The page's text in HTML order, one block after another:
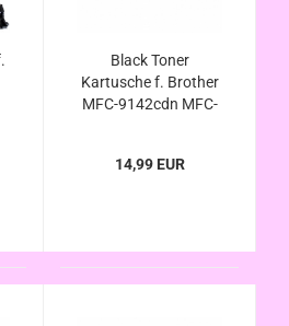
Black Toner
Kartusche f. Brother
MFC-9142cdn MFC-
zu TN-242Bk , TN-
14,99 EUR